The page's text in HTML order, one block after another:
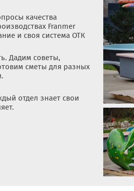
качества
Franmer
и своя система ОТК
Дадим советы,
сметы для разных
отдел знает свои